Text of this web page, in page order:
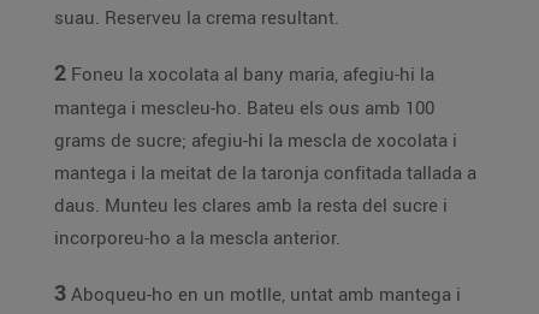
suau. Reserveu la crema resultant.
2 Foneu la xocolata al bany maria, afegiu-hi la
mantega i mescleu-ho. Bateu els ous amb 100
grams de sucre; afegiu-hi la mescla de xocolata i
mantega i la meitat de la taronja confitada tallada a
daus. Munteu les clares amb la resta del sucre i
incorporeu-ho a la mescla anterior.
3 Aboqueu-ho en un motlle, untat amb mantega i